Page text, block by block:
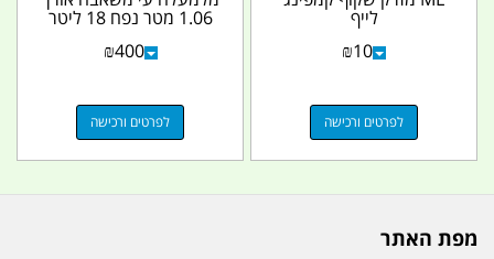
לייף
₪10
לפרטים ורכישה
1.06 מטר נפח 18 ליטר
₪400
לפרטים ורכישה
מפת האתר